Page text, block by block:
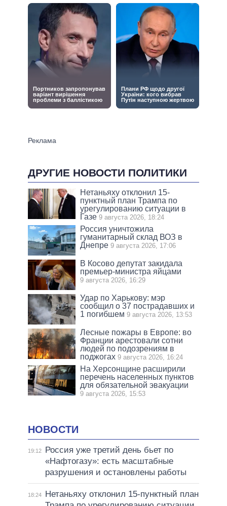
ДРУГИЕ НОВОСТИ ПОЛИТИКИ
Нетаньяху отклонил 15-
пунктный план Трампа по
урегулированию ситуации в
Газе 9 августа 2026, 18:24
Россия уничтожила
гуманитарный склад ВОЗ в
Днепре 9 августа 2026, 17:06
В Косово депутат закидала
премьер-министра яйцами
9 августа 2026, 16:29
Удар по Харькову: мэр
сообщил о 37 пострадавших и
1 погибшем 9 августа 2026, 13:53
Лесные пожары в Европе: во
Франции арестовали сотни
людей по подозрениям в
поджогах 9 августа 2026, 16:24
На Херсонщине расширили
перечень населенных пунктов
для обязательной эвакуации
9 августа 2026, 15:53
НОВОСТИ
19:12
Россия уже третий день бьет по
«Нафтогазу»: есть масштабные
разрушения и остановлены работы
18:24
Нетаньяху отклонил 15-пунктный план